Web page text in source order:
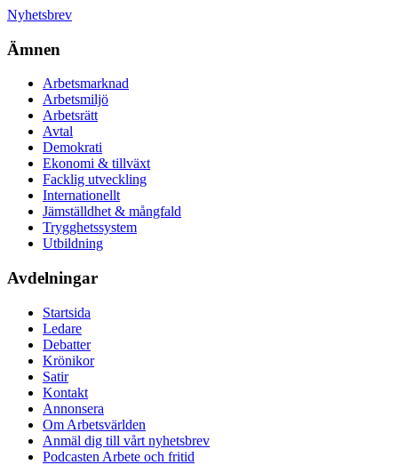
Nyhetsbrev
Ämnen
Arbetsmarknad
Arbetsmiljö
Arbetsrätt
Avtal
Demokrati
Ekonomi & tillväxt
Facklig utveckling
Internationellt
Jämställdhet & mångfald
Trygghetssystem
Utbildning
Avdelningar
Startsida
Ledare
Debatter
Krönikor
Satir
Kontakt
Annonsera
Om Arbetsvärlden
Anmäl dig till vårt nyhetsbrev
Podcasten Arbete och fritid